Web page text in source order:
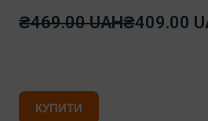
₴469.00 UAH₴409.00
КУПИТИ